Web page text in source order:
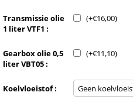
Transmissie olie
1 liter VTF1 :
(+€16,00)
Gearbox olie 0,5
liter VBT05 :
(+€11,10)
Koelvloeistof :